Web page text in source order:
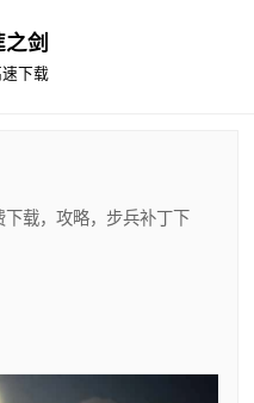
剑
下载
载，攻略，步兵补丁下